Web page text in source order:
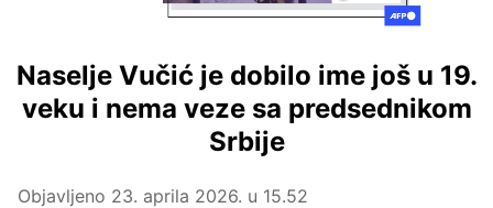
Naselje Vučić je dobilo ime još u 19.
veku i nema veze sa predsednikom
Srbije
Objavljeno 23. aprila 2026. u 15.52